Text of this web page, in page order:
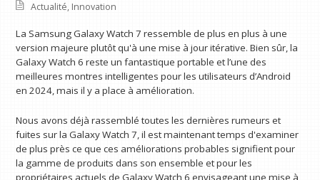
Actualité, Innovation
La Samsung Galaxy Watch 7 ressemble de plus en plus à une
version majeure plutôt qu'à une mise à jour itérative. Bien sûr, la
Galaxy Watch 6 reste un fantastique portable et l’une des
meilleures montres intelligentes pour les utilisateurs d’Android
en 2024, mais il y a place à amélioration.
Nous avons déjà rassemblé toutes les dernières rumeurs et
fuites sur la Galaxy Watch 7, il est maintenant temps d'examiner
de plus près ce que ces améliorations probables signifient pour
la gamme de produits dans son ensemble et pour les
propriétaires actuels de Galaxy Watch 6 envisageant une mise à